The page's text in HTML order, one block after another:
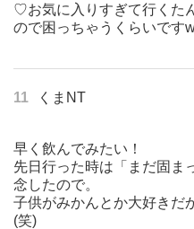
♡お気に入りすぎて行くた
ので困っちゃうくらいです
11 くまNT
早く飲んでみたい！
先日行った時は「まだ固
念したので。
子供がみかんとか大好きだ
(笑)